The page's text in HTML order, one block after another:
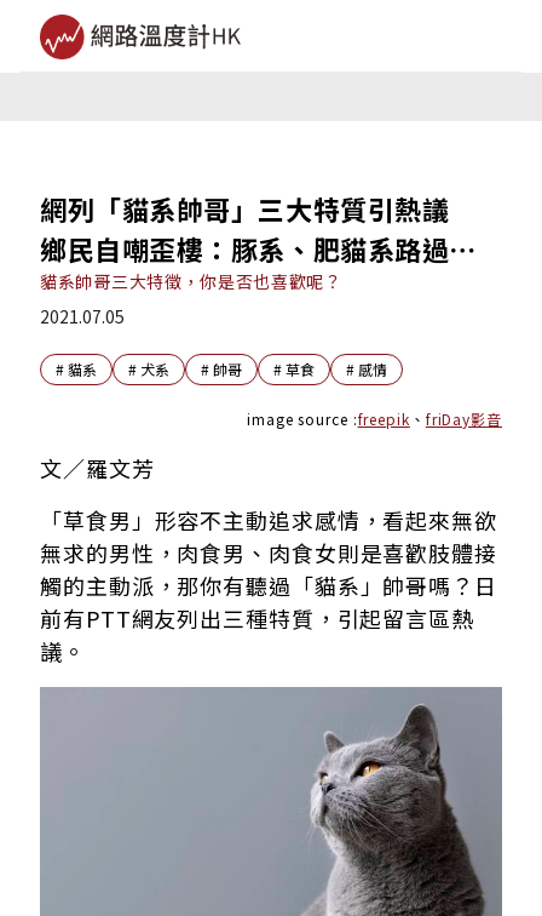
網列「貓系帥哥」三大特質引熱議
鄉民自嘲歪樓：豚系、肥貓系路過⋯
貓系帥哥三大特徵，你是否也喜歡呢？
2021.07.05
#貓系 # 犬系 #帥哥 #草食 # 感情
image source :freepik 、 friDay影音
文／羅文芳
「草食男」形容不主動追求感情，看起來無欲
無求的男性，肉食男、肉食女則是喜歡肢體接
觸的主動派，那你有聽過「貓系」帥哥嗎？日
前有PTT網友列出三種特質，引起留言區熱
議。